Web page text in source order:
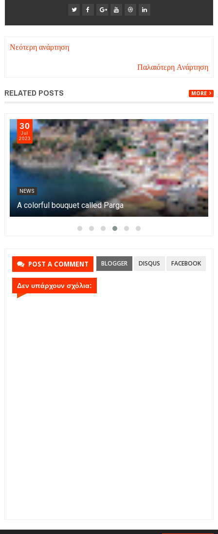
Νεότερη ανάρτηση
Παλαιότερη Ανάρτηση
RELATED POSTS MORE
03
Nov
2023
NEWS
Πάργα 4 εποχές
POST A COMMENT BLOGGER DISQUS FACEBOOK
Δεν υπάρχουν σχόλια: